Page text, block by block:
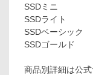
SSDミニ
SSDライト
SSDベーシック
SSDゴールド
商品別詳細は公式